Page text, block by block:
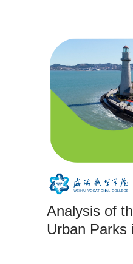
Analysis of
Urban Parks